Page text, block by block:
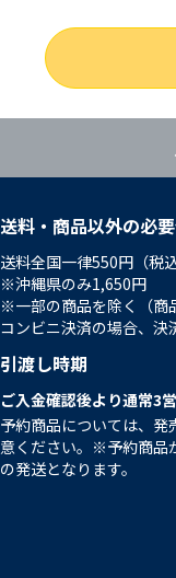
送料・商品以外の必
送料全国一律550円（税
※沖縄県のみ1,650円
※一部の商品を除く（商
コンビニ決済の場合、決
引渡し時期
ご入金確認後より通常3
予約商品については、
意ください。※予約商品
の発送となります。